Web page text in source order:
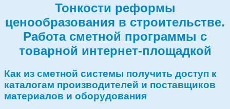
Тонкости реформы
ценообразования в строительстве.
Работа сметной программы с
товарной интернет-площадкой
Как из сметной системы получить доступ к
каталогам производителей и поставщиков
материалов и оборудования